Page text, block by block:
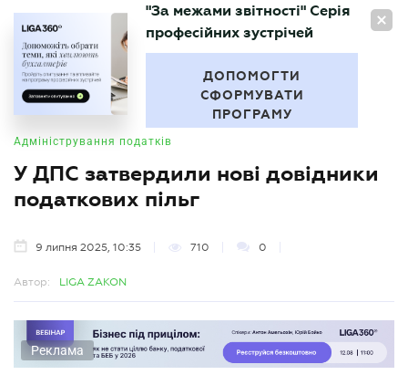
UA
БУХГАЛТЕР
"За межами звітності" Серія
професійних зустрічей
ДОПОМОГТИ
СФОРМУВАТИ
ПРОГРАМУ
Адміністрування податків
У ДПС затвердили нові довідники
податкових пільг
9 липня 2025, 10:35 710 0
Автор: LIGA ZAKON
Реклама